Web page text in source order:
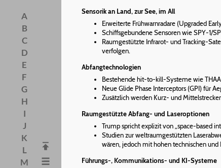
A
B
C
D
E
F
G
H
I
J
K
L
M
Sensorik an Land, zur See, im All
Erweiterte Frühwarnradare (Upgraded
Schiffsgebundene Sensoren wie SPY-1/
Raumgestützte Infrarot- und Tracking-
verfolgen.
Abfangtechnologien
Bestehende hit-to-kill-Systeme wie
Neue Glide Phase Interceptors (GPI) für
Zusätzlich werden Kurz- und
Raumgestützte Abfang- und Laseroptionen
Trump spricht explizit von „space-based
Studien zur weltraumgestützten
wären, jedoch mit hohen technischen und
Führungs-, Kommunikations- und KI-Systeme